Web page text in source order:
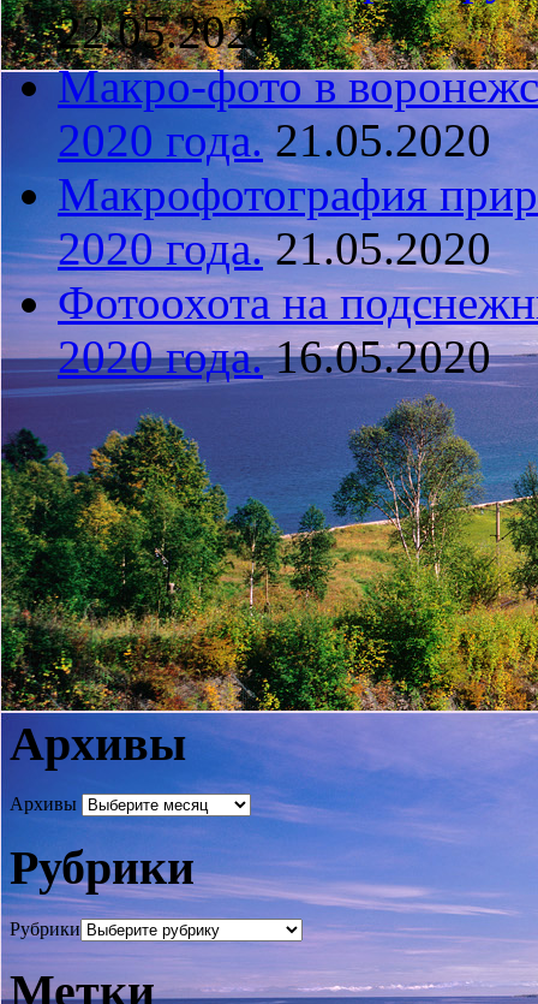
22.05.2020
Макро-фото в
2020 года. 21.05.2020
Макрофотография
2020 года. 21.05.2020
Фотоохота на
2020 года. 16.05.2020
Архивы
Архивы
Рубрики
Рубрики
Метки